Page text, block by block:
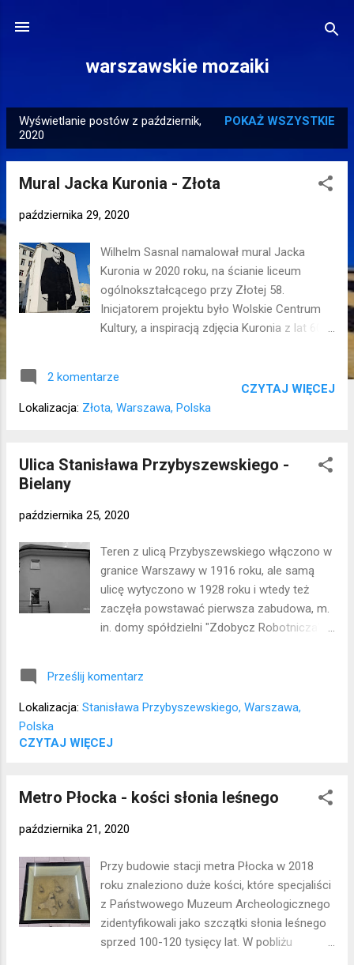
warszawskie mozaiki
o
Wyświetlanie postów z październik,
2020
POKAŻ WSZYSTKIE
Mural Jacka Kuronia - Złota
października 29, 2020
Wilhelm Sasnal namalował mural Jacka
Kuronia w 2020 roku, na ścianie liceum
ogólnokształcącego przy Złotej 58.
Inicjatorem projektu było Wolskie Centrum
Kultury, a inspiracją zdjęcia Kuronia z lat 60. i
2 komentarze
Lokalizacja: Złota, Warszawa, Polska
CZYTAJ WIĘCEJ
Ulica Stanisława Przybyszewskiego -
Bielany
października 25, 2020
Teren z ulicą Przybyszewskiego włączono w
granice Warszawy w 1916 roku, ale samą
ulicę wytyczono w 1928 roku i wtedy też
zaczęła powstawać pierwsza zabudowa, m.
in. domy spółdzielni "Zdobycz Robotnicza".
Towarzystwa "Ratujmy Niemowlęta" pod
numerem 47 (po wojnie brutalnie
wojny światowej domy nie uległy większym
Prześlij komentarz
Lokalizacja: Stanisława Przybyszewskiego, Warszawa,
Polska
CZYTAJ WIĘCEJ
Metro Płocka - kości słonia leśnego
października 21, 2020
Przy budowie stacji metra Płocka w 2018
roku znaleziono duże kości, które specjaliści
z Państwowego Muzeum Archeologicznego
zidentyfikowali jako szczątki słonia leśnego
sprzed 100-120 tysięcy lat. W pobliżu